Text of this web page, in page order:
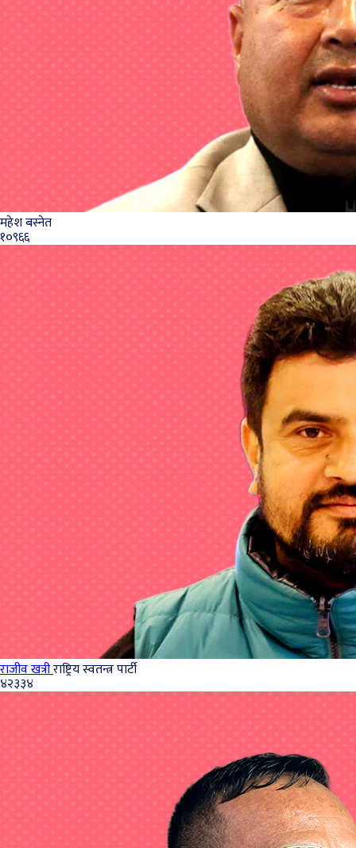
महेश बस्नेत
१०९६६
राजीव खत्रीराष्ट्रिय स्वतन्त्र पार्टी
४२३३४